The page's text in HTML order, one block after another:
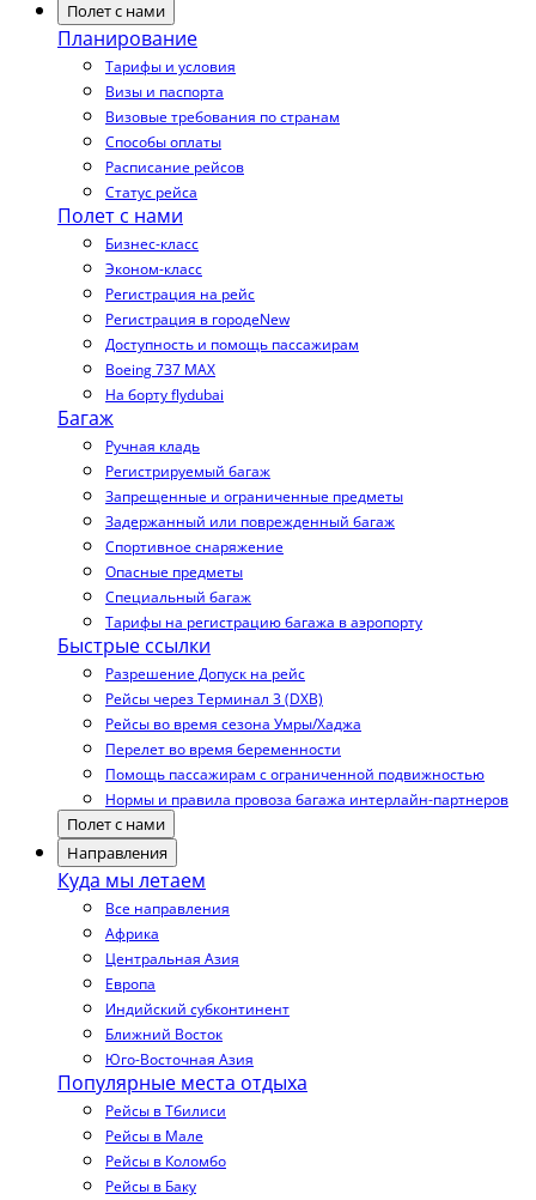
Полет с нами
Планирование
Тарифы и условия
Визы и паспорта
Визовые требования по странам
Способы оплаты
Расписание рейсов
Статус рейса
Полет с нами
Бизнес-класс
Эконом-класс
Регистрация на рейс
Регистрация в городеNew
Доступность и помощь пассажирам
Boeing 737 MAX
На борту flydubai
Багаж
Ручная кладь
Регистрируемый багаж
Запрещенные и ограниченные предметы
Задержанный или поврежденный багаж
Спортивное снаряжение
Опасные предметы
Специальный багаж
Тарифы на регистрацию багажа в аэропорту
Быстрые ссылки
Разрешение Допуск на рейс
Рейсы через Терминал 3 (DXB)
Рейсы во время сезона Умры/Хаджа
Перелет во время беременности
Помощь пассажирам с ограниченной подвижностью
Нормы и правила провоза багажа интерлайн-партнеров
Полет с нами
Направления
Куда мы летаем
Все направления
Африка
Центральная Азия
Европа
Индийский субконтинент
Ближний Восток
Юго-Восточная Азия
Популярные места отдыха
Рейсы в Тбилиси
Рейсы в Мале
Рейсы в Коломбо
Рейсы в Баку